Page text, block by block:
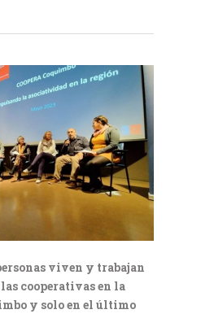
viven y trabajan
cooperativas en la
y solo en el último